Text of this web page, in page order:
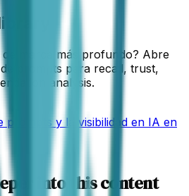
de marca más profundo? Abre
prompts para recall, trust,
analysis.
prompts y la visibilidad en IA en
into this content